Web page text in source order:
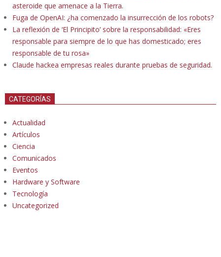
asteroide que amenace a la Tierra.
Fuga de OpenAI: ¿ha comenzado la insurrección de los robots?
La reflexión de ‘El Principito’ sobre la responsabilidad: «Eres
responsable para siempre de lo que has domesticado; eres
responsable de tu rosa»
Claude hackea empresas reales durante pruebas de seguridad.
CATEGORÍAS
Actualidad
Artículos
Ciencia
Comunicados
Eventos
Hardware y Software
Tecnología
Uncategorized